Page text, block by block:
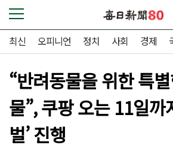
최신 오피니언 정치 사회 경제
“반려동물을 위한 특
물”, 쿠팡 오는 11일까
벌’ 진행